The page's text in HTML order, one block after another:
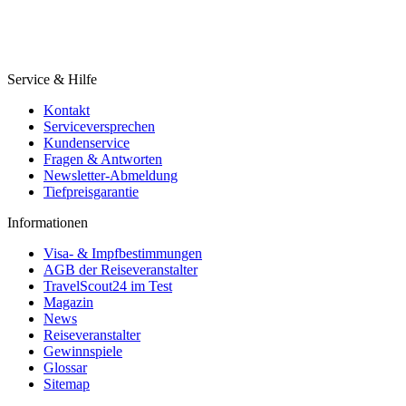
Service & Hilfe
Kontakt
Serviceversprechen
Kundenservice
Fragen & Antworten
Newsletter-Abmeldung
Tiefpreisgarantie
Informationen
Visa- & Impfbestimmungen
AGB der Reiseveranstalter
TravelScout24 im Test
Magazin
News
Reiseveranstalter
Gewinnspiele
Glossar
Sitemap